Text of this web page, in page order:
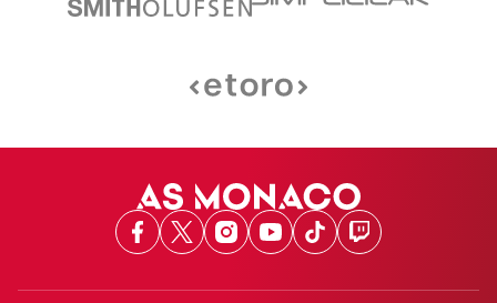
Facebook
X Instagram
Youtube
TikTokTwitch